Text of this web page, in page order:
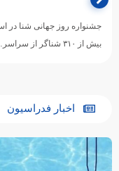
جشنواره روز جهانی شنا در
بیش از ۳۱۰ شناگر از سراسر…
اخبار فدراسیون